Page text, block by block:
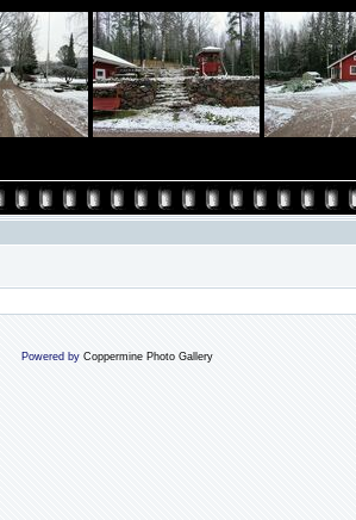
Powered by Coppermine Photo Gallery